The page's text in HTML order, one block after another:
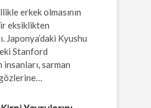
erkek olmasının
eksiklikten
Japonya’daki Kyushu
Stanford
sarman